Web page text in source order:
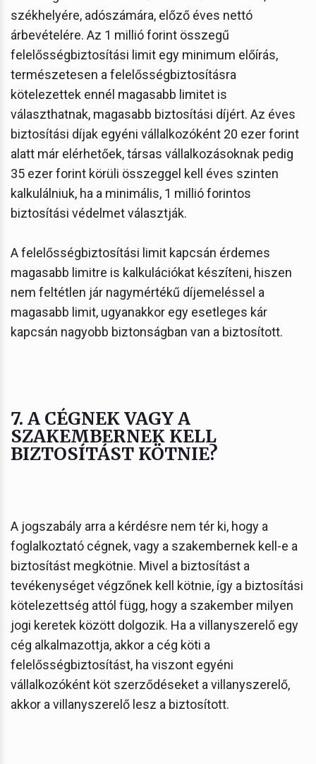
székhelyére, adószámára, előző éves nettó
árbevételére. Az 1 millió forint összegű
felelősségbiztosítási limit egy minimum előírás,
természetesen a felelősségbiztosításra
kötelezettek ennél magasabb limitet is
választhatnak, magasabb biztosítási díjért. Az éves
biztosítási díjak egyéni vállalkozóként 20 ezer forint
alatt már elérhetőek, társas vállalkozásoknak pedig
35 ezer forint körüli összeggel kell éves szinten
kalkulálniuk, ha a minimális, 1 millió forintos
biztosítási védelmet választják.
A felelősségbiztosítási limit kapcsán érdemes
magasabb limitre is kalkulációkat készíteni, hiszen
nem feltétlen jár nagymértékű díjemeléssel a
magasabb limit, ugyanakkor egy esetleges kár
kapcsán nagyobb biztonságban van a biztosított.
7. A CÉGNEK VAGY A
SZAKEMBERNEK KELL
BIZTOSÍTÁST KÖTNIE?
A jogszabály arra a kérdésre nem tér ki, hogy a
foglalkoztató cégnek, vagy a szakembernek kell-e a
biztosítást megkötnie. Mivel a biztosítást a
tevékenységet végzőnek kell kötnie, így a biztosítási
kötelezettség attól függ, hogy a szakember milyen
jogi keretek között dolgozik. Ha a villanyszerelő egy
cég alkalmazottja, akkor a cég köti a
felelősségbiztosítást, ha viszont egyéni
vállalkozóként köt szerződéseket a villanyszerelő,
akkor a villanyszerelő lesz a biztosított.